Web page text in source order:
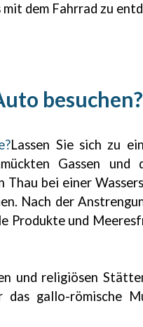
dem Fahrrad zu
besuchen?
Lassen Sie sich zu
Gassen
Thau bei einer
Nach der
Produkte und
und religiösen
gallo-römische